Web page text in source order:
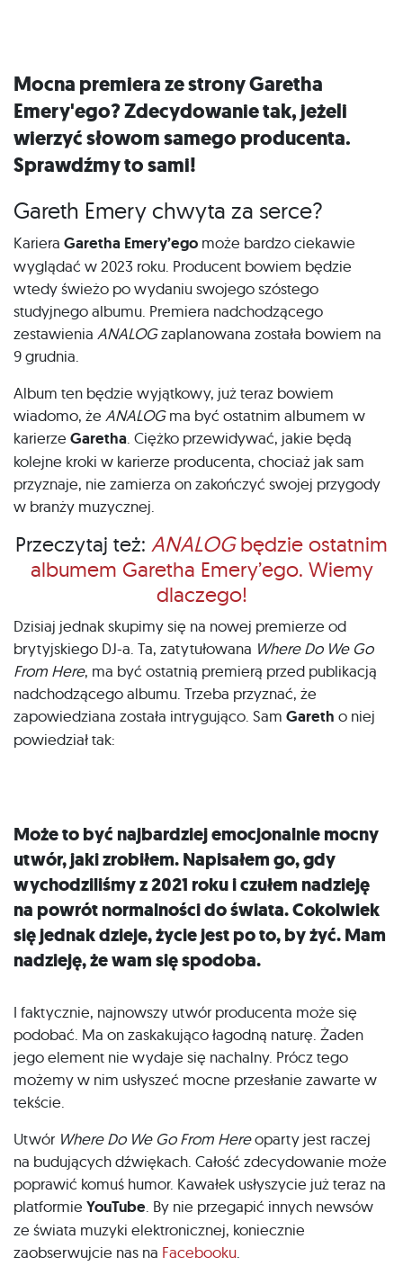
Mocna premiera ze strony Garetha
Emery'ego? Zdecydowanie tak, jeżeli
wierzyć słowom samego producenta.
Sprawdźmy to sami!
Gareth Emery chwyta za serce?
Kariera Garetha Emery’ego może bardzo ciekawie
wyglądać w 2023 roku. Producent bowiem będzie
wtedy świeżo po wydaniu swojego szóstego
studyjnego albumu. Premiera nadchodzącego
zestawienia ANALOGzaplanowana została bowiem na
9 grudnia.
Album ten będzie wyjątkowy, już teraz bowiem
wiadomo, że ANALOGma być ostatnim albumem w
karierze Garetha . Ciężko przewidywać, jakie będą
kolejne kroki w karierze producenta, chociaż jak sam
przyznaje, nie zamierza on zakończyć swojej przygody
w branży muzycznej.
Przeczytaj też: ANALOGbędzie ostatnim
albumem Garetha Emery’ego. Wiemy
dlaczego!
Dzisiaj jednak skupimy się na nowej premierze od
brytyjskiego DJ-a. Ta, zatytułowana Where Do We Go
From Here, ma być ostatnią premierą przed publikacją
nadchodzącego albumu. Trzeba przyznać, że
zapowiedziana została intrygująco. Sam Gareth o niej
powiedział tak:
Może to być najbardziej emocjonalnie mocny
utwór, jaki zrobiłem. Napisałem go, gdy
wychodziliśmy z 2021 roku i czułem nadzieję
na powrót normalności do świata. Cokolwiek
się jednak dzieje, życie jest po to, by żyć. Mam
nadzieję, że wam się spodoba.
I faktycznie, najnowszy utwór producenta może się
podobać. Ma on zaskakująco łagodną naturę. Żaden
jego element nie wydaje się nachalny. Prócz tego
możemy w nim usłyszeć mocne przesłanie zawarte w
tekście.
Utwór Where Do We Go From Hereoparty jest raczej
na budujących dźwiękach. Całość zdecydowanie może
poprawić komuś humor. Kawałek usłyszycie już teraz na
platformie YouTube . By nie przegapić innych newsów
ze świata muzyki elektronicznej, koniecznie
zaobserwujcie nas na Facebooku